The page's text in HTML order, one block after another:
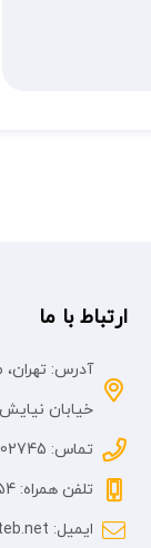
ارتباط با ما
آدرس: تهران،
خیابان نیایش
تماس: 02166902745
تلفن همراه: 09058663654
ایمیل: info@sinateb.net